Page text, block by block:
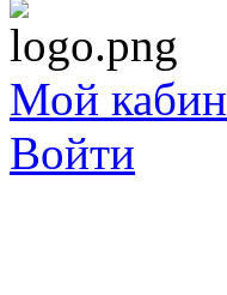
Мой
Войти